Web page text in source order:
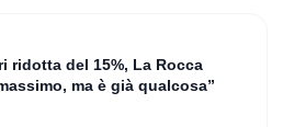
”Il mio amico
andare”
ridotta del 15%, La Rocca
ma è già qualcosa”